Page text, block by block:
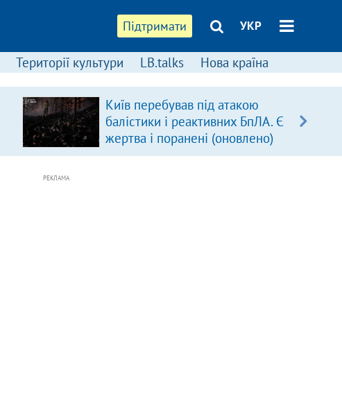
Підтримати УКР
Території культури LB.talks Нова країна
Київ перебував під атакою
балістики і реактивних БпЛА. Є
жертва і поранені (оновлено)
РЕКЛАМА